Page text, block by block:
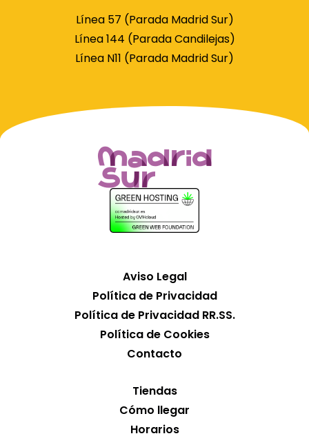
Línea 57 (Parada Madrid Sur)
Línea 144 (Parada Candilejas)
Línea N11 (Parada Madrid Sur)
Aviso Legal
Política de Privacidad
Política de Privacidad RR.SS.
Política de Cookies
Contacto
Tiendas
Cómo llegar
Horarios